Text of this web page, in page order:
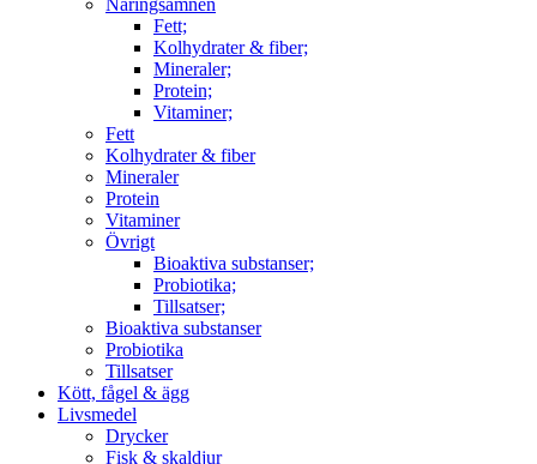
Näringsämnen
Fett;
Kolhydrater & fiber;
Mineraler;
Protein;
Vitaminer;
Fett
Kolhydrater & fiber
Mineraler
Protein
Vitaminer
Övrigt
Bioaktiva substanser;
Probiotika;
Tillsatser;
Bioaktiva substanser
Probiotika
Tillsatser
Kött, fågel & ägg
Livsmedel
Drycker
Fisk & skaldjur